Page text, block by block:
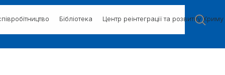
Бібліотека Центр реінтеграції та розвитку Криму